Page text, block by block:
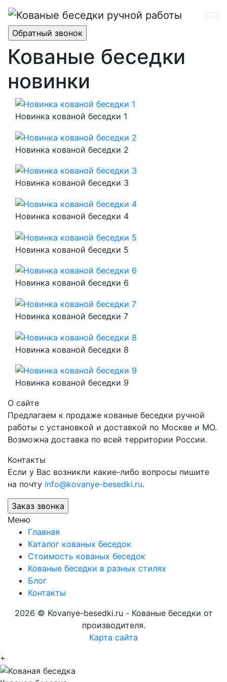
Кованые беседки
новинки
Новинка кованой беседки 1
Новинка кованой беседки 2
Новинка кованой беседки 3
Новинка кованой беседки 4
Новинка кованой беседки 5
Новинка кованой беседки 6
Новинка кованой беседки 7
Новинка кованой беседки 8
Новинка кованой беседки 9
О сайте
Предлагаем к продаже кованые беседки ручной
работы с установкой и доставкой по Москве и МО.
Возможна доставка по всей территории России.
Контакты
Если у Вас возникли какие-либо вопросы пишите
на почту info@kovanye-besedki.ru.
Меню
Главная
Каталог кованых беседок
Стоимость кованых беседок
Кованые беседки в разных стилях
Блог
Контакты
2026 © Kovanye-besedki.ru - Кованые беседки от
производителя.
Карта сайта
+